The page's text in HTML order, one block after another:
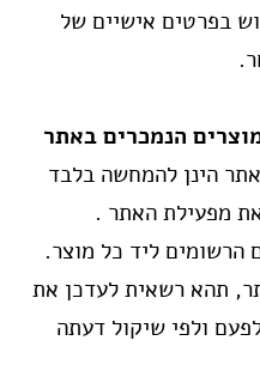
בפרטים אישיים של
הנמכרים באתר
הינן להמחשה בלבד
את מפעילת האתר .
הרשומים ליד כל מוצר.
תהא רשאית לעדכן את
ולפי שיקול דעתה